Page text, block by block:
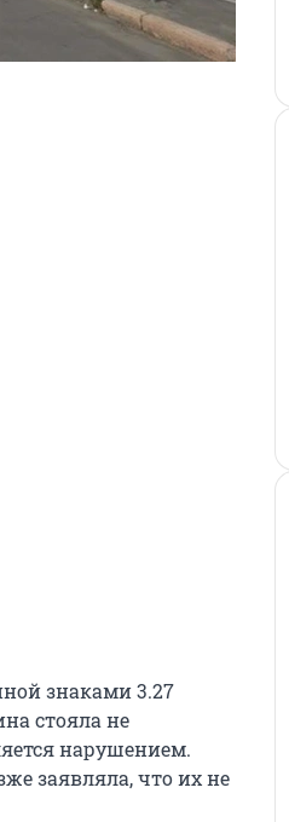
знаками 3.27
стояла не
нарушением.
заявляла, что их не